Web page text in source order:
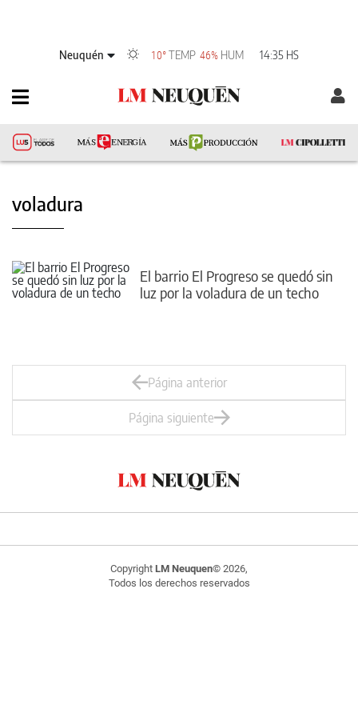
Neuquén 10°TEMP 46% HUM 14:35 HS
voladura
El barrio El Progreso se quedó sin
luz por la voladura de un techo
Página anterior
Página siguiente
Copyright LM Neuquen© 2026,
Todos los derechos reservados